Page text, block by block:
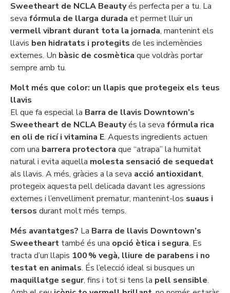
Sweetheart de NCLA Beautyés perfecta per a tu. La
seva fórmula de llarga durada et permet lluir un
vermell vibrant durant tota la jornada, mantenint els
llavis ben hidratats i protegits de les inclemències
externes. Un bàsic de cosmètica que voldràs portar
sempre amb tu.
Molt més que color: un llapis que protegeix els teus
llavis
El que fa especial la Barra de llavis Downtown’s
Sweetheart de NCLA Beautyés la seva fórmula rica
en oli de ricí i vitamina E. Aquests ingredients actuen
com una barrera protectora que “atrapa” la humitat
natural i evita aquella molesta sensació de sequedat
als llavis. A més, gràcies a la seva acció antioxidant,
protegeix aquesta pell delicada davant les agressions
externes i l’envelliment prematur, mantenint-los suaus i
tersos durant molt més temps.
Més avantatges? La Barra de llavis Downtown’s
Sweetheart també és una opció ètica i segura. Es
tracta d’un llapis 100 % vegà, lliure de parabens i no
testat en animals. És l’elecció ideal si busques un
maquillatge segur, fins i tot si tens la pell sensible.